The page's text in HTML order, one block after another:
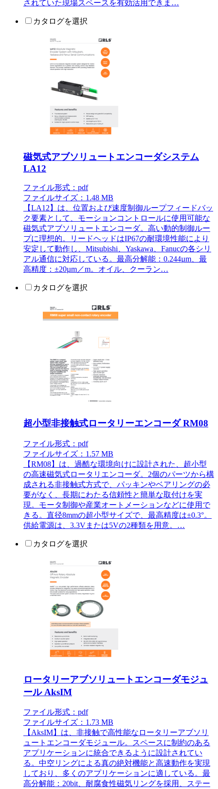
されていた現場スペースを有効活用できま…
カタログを選択
磁気式アブソリュートエンコーダシステム
LA12
ファイル形式：pdf
ファイルサイズ：1.48 MB
【LA12】は、位置および速度制御ループフィードバッ
ク要素として、モーションコントロールに使用可能な
磁気式アブソリュートエンコーダ。高い動的制御ルー
プに理想的。リードヘッドはIP67の耐環境性能により
安定して動作し、Mitsubishi、Yaskawa、Fanucの各シリ
アル通信に対応している。最高分解能：0.244µm、最
高精度：±20µm／m。オイル、クーラン…
カタログを選択
超小型非接触式ロータリーエンコーダ RM08
ファイル形式：pdf
ファイルサイズ：1.57 MB
【RM08】は、過酷な環境向けに設計された、超小型
の高速磁気式ロータリエンコーダ。2個のパーツから構
成される非接触式方式で、パッキンやベアリングの必
要がなく、長期にわたる信頼性と簡単な取付けを実
現。モータ制御や産業オートメーションなどに使用で
きる。直径8mmの超小型サイズで、最高精度は±0.3°。
供給電源は、3.3Vまたは5Vの2種類を用意。…
カタログを選択
ロータリーアブソリュートエンコーダモジュ
ール AksIM
ファイル形式：pdf
ファイルサイズ：1.73 MB
【AksIM】は、非接触で高性能なロータリーアブソリ
ュートエンコーダモジュール。スペースに制約のある
アプリケーションに統合できるように設計されてい
る。中空リングによる真の絶対機能と高速動作を実現
しており、多くのアプリケーションに適している。最
高分解能：20bit、耐腐食性磁気リングを採用、ステー